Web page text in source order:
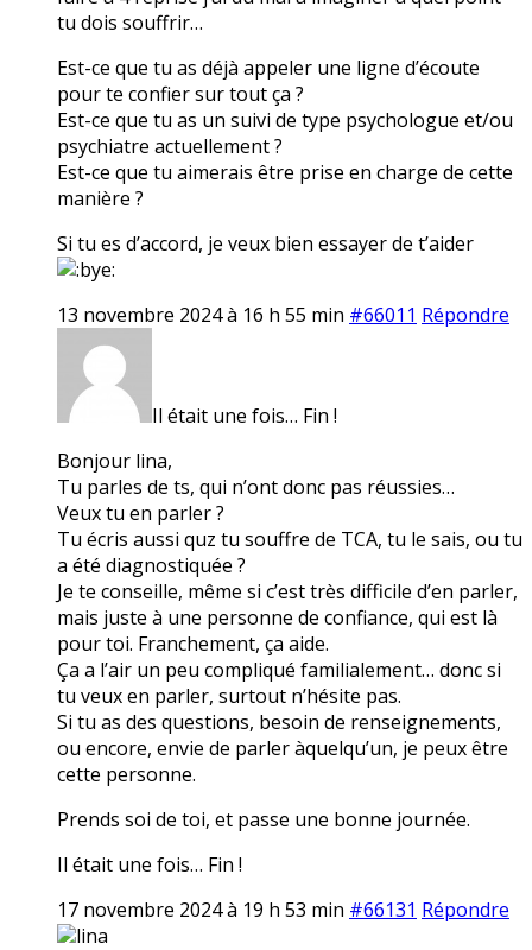
tu dois souffrir…
Est-ce que tu as déjà appeler une ligne d’écoute
pour te confier sur tout ça ?
Est-ce que tu as un suivi de type psychologue et/ou
psychiatre actuellement ?
Est-ce que tu aimerais être prise en charge de cette
manière ?
Si tu es d’accord, je veux bien essayer de t’aider
13 novembre 2024 à 16 h 55 min #66011 Répondre
Il était une fois… Fin !
Bonjour lina,
Tu parles de ts, qui n’ont donc pas réussies…
Veux tu en parler ?
Tu écris aussi quz tu souffre de TCA, tu le sais, ou tu
a été diagnostiquée ?
Je te conseille, même si c’est très difficile d’en parler,
mais juste à une personne de confiance, qui est là
pour toi. Franchement, ça aide.
Ça a l’air un peu compliqué familialement… donc si
tu veux en parler, surtout n’hésite pas.
Si tu as des questions, besoin de renseignements,
ou encore, envie de parler àquelqu’un, je peux être
cette personne.
Prends soi de toi, et passe une bonne journée.
Il était une fois… Fin !
17 novembre 2024 à 19 h 53 min #66131 Répondre
lina